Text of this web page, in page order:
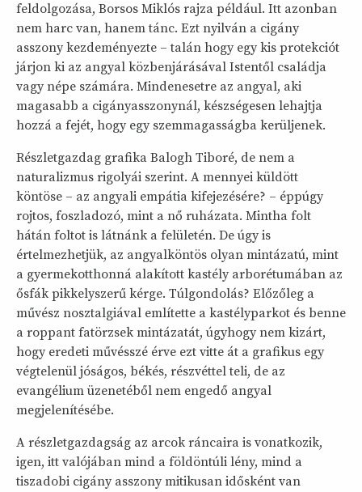
feldolgozása, Borsos Miklós rajza például. Itt azonban
nem harc van, hanem tánc. Ezt nyilván a cigány
asszony kezdeményezte – talán hogy egy kis protekciót
járjon ki az angyal közbenjárásával Istentől családja
vagy népe számára. Mindenesetre az angyal, aki
magasabb a cigányasszonynál, készségesen lehajtja
hozzá a fejét, hogy egy szemmagasságba kerüljenek.
Részletgazdag grafika Balogh Tiboré, de nem a
naturalizmus rigolyái szerint. A mennyei küldött
köntöse – az angyali empátia kifejezésére? – éppúgy
rojtos, foszladozó, mint a nő ruházata. Mintha folt
hátán foltot is látnánk a felületén. De úgy is
értelmezhetjük, az angyalköntös olyan mintázatú, mint
a gyermekotthonná alakított kastély arborétumában az
ősfák pikkelyszerű kérge. Túlgondolás? Előzőleg a
művész nosztalgiával említette a kastélyparkot és benne
a roppant fatörzsek mintázatát, úgyhogy nem kizárt,
hogy eredeti művésszé érve ezt vitte át a grafikus egy
végtelenül jóságos, békés, részvéttel teli, de az
evangélium üzenetéből nem engedő angyal
megjelenítésébe.
A részletgazdagság az arcok ráncaira is vonatkozik,
igen, itt valójában mind a földöntúli lény, mind a
tiszadobi cigány asszony mitikusan idősként van